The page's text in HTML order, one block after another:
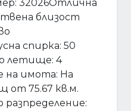
32026Отлична
близост
спирка: 50
летище: 4
на имота: На
от 75.67 кв.м.